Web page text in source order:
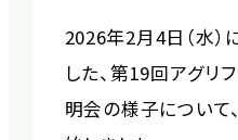
2026年2月4日（水）
した、第19回アグリ
明会の様子について